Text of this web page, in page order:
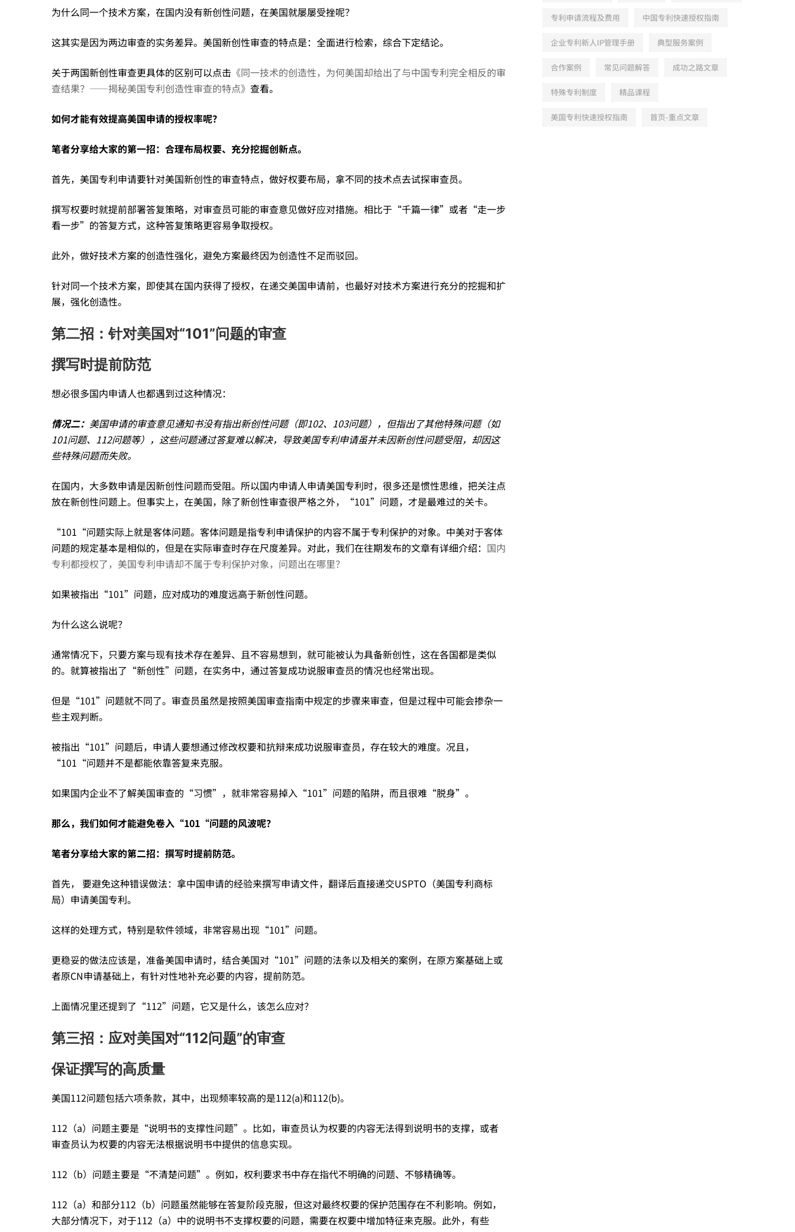
从
美
国
审
查
实
务
入
手，
破
解
国
内
企
业
的
美
国
专
利
授
权
难
题
为什么同一个技术方案，在国内没有新创性问题，在美国就屡屡受挫呢？
这其实是因为两边审查的实务差异。美国新创性审查的特点是：全面进行检索，综合下定结论。
关于两国新创性审查更具体的区别可以点击 《同一技术的创造性，为何美国却给出了与中国专利完全相反的审
查结果？——揭秘美国专利创造性审查的特点》 查看。
如何才能有效提高美国申请的授权率呢？
笔者分享给大家的第一招： 合理布局权要、充分挖掘创新点。
首先，美国专利申请要针对美国新创性的审查特点，做好权要布局，拿不同的技术点去试探审查员。
撰写权要时就提前部署答复策略，对审查员可能的审查意见做好应对措施。相比于“千篇一律”或者“走一步
看一步”的答复方式，这种答复策略更容易争取授权。
此外，做好技术方案的创造性强化，避免方案最终因为创造性不足而驳回。
针对同一个技术方案，即使其在国内获得了授权，在递交美国申请前，也最好对技术方案进行充分的挖掘和扩
展，强化创造性。
第二招：针对美国对“101”问题的审查
撰写时提前防范
想必很多国内申请人也都遇到过这种情况：
情况二： 美国申请的审查意见通知书没有指出新创性问题（即102、103问题），但指出了其他特殊问题（如
101问题、112问题等），这些问题通过答复难以解决，导致美国专利申请虽并未因新创性问题受阻，却因这
些特殊问题而失败。
在国内，大多数申请是因新创性问题而受阻。所以国内申请人申请美国专利时，很多还是惯性思维，把关注点
放在新创性问题上。但事实上，在美国，除了新创性审查很严格之外，“101”问题，才是最难过的关卡。
“101“问题实际上就是客体问题。客体问题是指专利申请保护的内容不属于专利保护的对象。中美对于客体
问题的规定基本是相似的，但是在实际审查时存在尺度差异。对此，我们在往期发布的文章有详细介绍： 国内
专利都授权了，美国专利申请却不属于专利保护对象，问题出在哪里？
如果被指出“101”问题，应对成功的难度远高于新创性问题。
为什么这么说呢？
通常情况下，只要方案与现有技术存在差异、且不容易想到，就可能被认为具备新创性，这在各国都是类似
的。就算被指出了“新创性”问题，在实务中，通过答复成功说服审查员的情况也经常出现。
但是“101”问题就不同了。审查员虽然是按照美国审查指南中规定的步骤来审查，但是过程中可能会掺杂一
些主观判断。
被指出“101”问题后，申请人要想通过修改权要和抗辩来成功说服审查员，存在较大的难度。况且，
“101“问题并不是都能依靠答复来克服。
如果国内企业不了解美国审查的“习惯”，就非常容易掉入“101”问题的陷阱，而且很难“脱身”。
那么，我们如何才能避免卷入“101“问题的风波呢？
笔者分享给大家的第二招： 撰写时提前防范。
首先， 要避免这种错误做法：拿中国申请的经验来撰写申请文件，翻译后直接递交USPTO（美国专利商标
局）申请美国专利。
这样的处理方式，特别是软件领域，非常容易出现“101”问题。
更稳妥的做法应该是，准备美国申请时，结合美国对“101”问题的法条以及相关的案例，在原方案基础上或
者原CN申请基础上，有针对性地补充必要的内容，提前防范。
上面情况里还提到了“112”问题，它又是什么，该怎么应对？
第三招：应对美国对“112问题”的审查
保证撰写的高质量
美国112问题包括六项条款，其中，出现频率较高的是112(a)和112(b)。
112（a）问题主要是“说明书的支撑性问题”。比如，审查员认为权要的内容无法得到说明书的支撑，或者
审查员认为权要的内容无法根据说明书中提供的信息实现。
112（b）问题主要是“不清楚问题”。例如，权利要求书中存在指代不明确的问题、不够精确等。
112（a）和部分112（b）问题虽然能够在答复阶段克服，但这对最终权要的保护范围存在不利影响。例如，
大部分情况下，对于112（a）中的说明书不支撑权要的问题，需要在权要中增加特征来克服。此外，有些
专利申请流程及费用 中国专利快速授权指南
企业专利新人IP管理手册 典型服务案例
合作案例 常见问题解答 成功之路文章
特殊专利制度 精品课程
美国专利快速授权指南 首页-重点文章